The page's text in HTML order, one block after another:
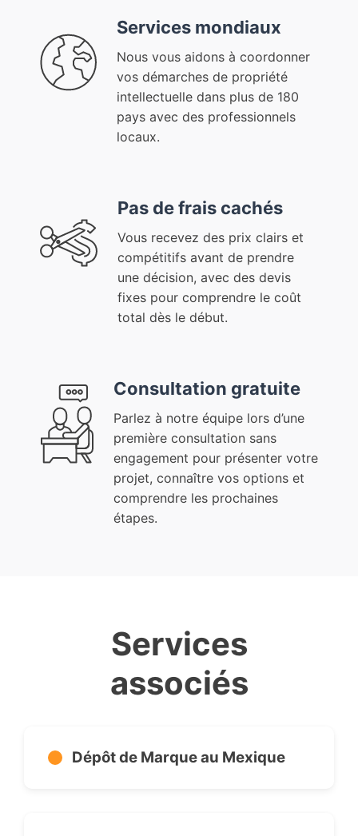
Services mondiaux
Nous vous aidons à coordonner
vos démarches de propriété
intellectuelle dans plus de 180
pays avec des professionnels
locaux.
Pas de frais cachés
Vous recevez des prix clairs et
compétitifs avant de prendre
une décision, avec des devis
fixes pour comprendre le coût
total dès le début.
Consultation gratuite
Parlez à notre équipe lors d’une
première consultation sans
engagement pour présenter votre
projet, connaître vos options et
comprendre les prochaines
étapes.
Services
associés
Dépôt de Marque au Mexique